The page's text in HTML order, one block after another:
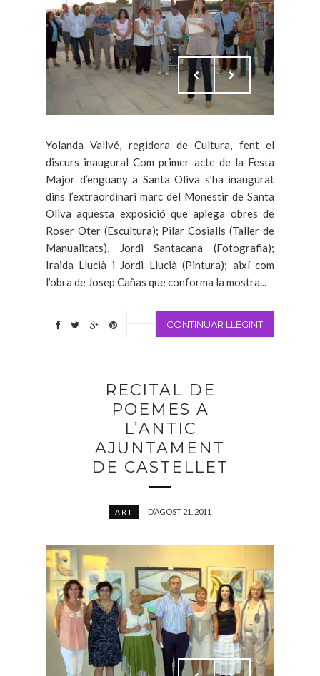
Yolanda Vallvé, regidora de Cultura, fent el
discurs inaugural Com primer acte de la Festa
Major d’enguany a Santa Oliva s’ha inaugurat
dins l’extraordinari marc del Monestir de Santa
Oliva aquesta exposició que aplega obres de
Roser Oter (Escultura); Pilar Cosialls (Taller de
Manualitats), Jordi Santacana (Fotografia);
Iraida Llucià i Jordi Llucià (Pintura); així com
l’obra de Josep Cañas que conforma la mostra...
CONTINUAR LLEGINT
RECITAL DE
POEMES A
L’ANTIC
AJUNTAMENT
DE CASTELLET
ART D’AGOST 21, 2011